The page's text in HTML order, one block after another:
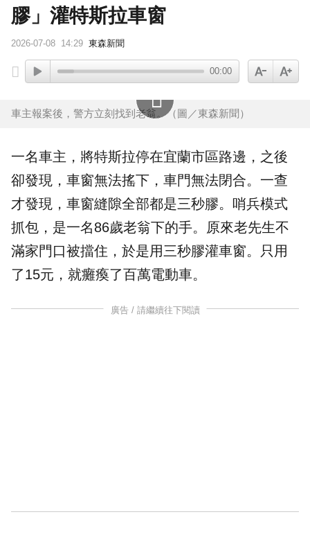
膠」灌特斯拉車窗
2026-07-08 14:29 東森新聞
00:00
車主報案後，警方立刻找到老翁。（圖／東森新聞）
一名車主，將特斯拉停在宜蘭市區路邊，之後
卻發現，車窗無法搖下， 車門無法閉合。一查
才發現，車窗縫隙全部都是三秒膠。哨兵模式
抓包，是一名86歲老翁下的手。原來老先生不
滿家門口被擋住，於是用三秒膠灌車窗。只用
了15元，就癱瘓了百萬電動車。
廣告 / 請繼續往下閱讀